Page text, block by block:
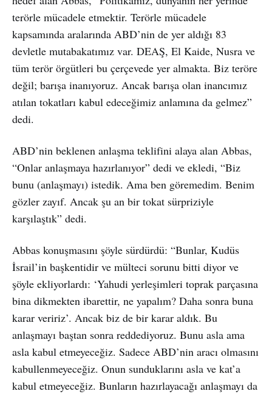
terörle mücadele etmektir. Terörle mücadele
kapsamında aralarında ABD’nin de yer aldığı 83
devletle mutabakatımız var. DEAŞ, El Kaide, Nusra ve
tüm terör örgütleri bu çerçevede yer almakta. Biz teröre
değil; barışa inanıyoruz. Ancak barışa olan inancımız
atılan tokatları kabul edeceğimiz anlamına da gelmez”
dedi.
ABD’nin beklenen anlaşma teklifini alaya alan Abbas,
“Onlar anlaşmaya hazırlanıyor” dedi ve ekledi, “Biz
bunu (anlaşmayı) istedik. Ama ben göremedim. Benim
gözler zayıf. Ancak şu an bir tokat sürpriziyle
karşılaştık” dedi.
Abbas konuşmasını şöyle sürdürdü: “Bunlar, Kudüs
İsrail’in başkentidir ve mülteci sorunu bitti diyor ve
şöyle ekliyorlardı: ‘Yahudi yerleşimleri toprak parçasına
bina dikmekten ibarettir, ne yapalım? Daha sonra buna
karar veririz’. Ancak biz de bir karar aldık. Bu
anlaşmayı baştan sonra reddediyoruz. Bunu asla ama
asla kabul etmeyeceğiz. Sadece ABD’nin aracı olmasını
kabullenmeyeceğiz. Onun sunduklarını asla ve kat’a
kabul etmeyeceğiz. Bunların hazırlayacağı anlaşmayı da